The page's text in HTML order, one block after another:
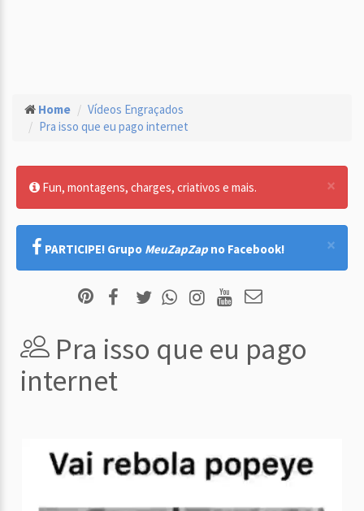
Home
Vídeos Engraçados
Pra isso que eu pago internet
×
Fun, montagens, charges, criativos e mais.
×
PARTICIPE! Grupo MeuZapZap no Facebook!
Pra isso que eu pago
internet